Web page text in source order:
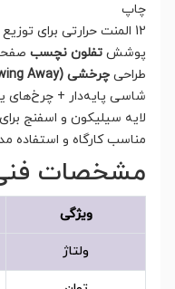
چاپ
12 المنت حرارتی برای توزیع کاملاً یکنواخت گرما
پوشش تفلون نچسب
طراحی چرخشی (Swing Away)
شاسی پایه‌دار + چرخ‌های
لایه سیلیکون و اسفنج
مناسب کارگاه و استفاده
مشخصات
ویژگی
ولتاژ